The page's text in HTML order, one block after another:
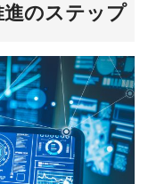
のステップ